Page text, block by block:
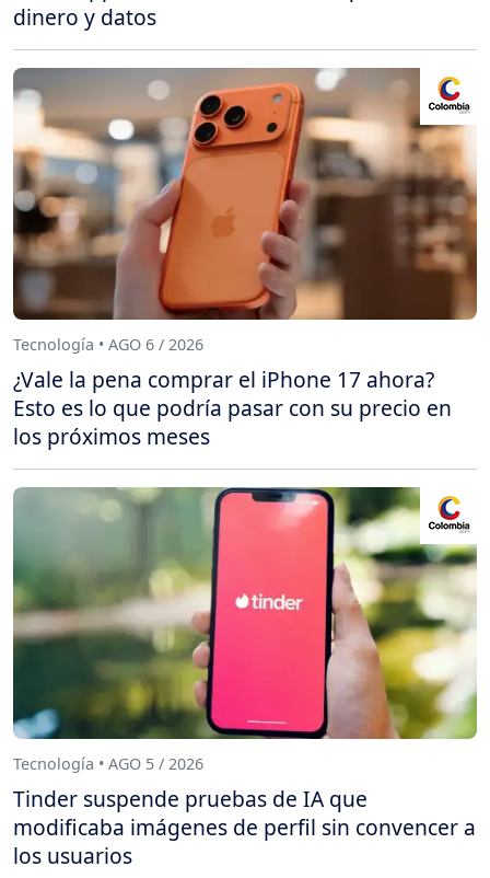
dinero y datos
Tecnología • AGO 6 / 2026
¿Vale la pena comprar el iPhone 17 ahora?
Esto es lo que podría pasar con su precio en
los próximos meses
Tecnología • AGO 5 / 2026
Tinder suspende pruebas de IA que
modificaba imágenes de perfil sin convencer a
los usuarios